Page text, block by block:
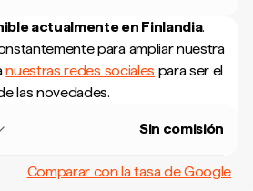
actualmente en Finlandia.
para ampliar nuestra
nuestras redes sociales para ser el
las novedades.
Sin comisión
Comparar con la tasa de Google